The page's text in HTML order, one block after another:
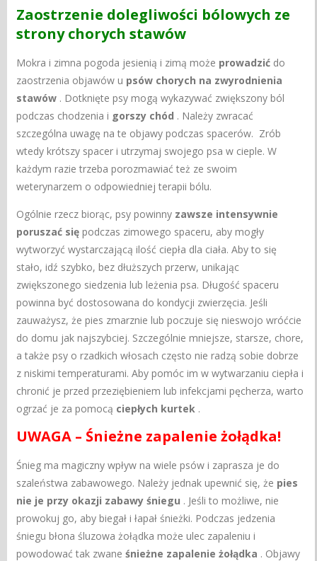
Zaostrzenie dolegliwości bólowych ze
strony chorych stawów
Mokra i zimna pogoda jesienią i zimą może prowadzić do
zaostrzenia objawów u psów chorych na zwyrodnienia
stawów . Dotknięte psy mogą wykazywać zwiększony ból
podczas chodzenia i gorszy chód . Należy zwracać
szczególna uwagę na te objawy podczas spacerów. Zrób
wtedy krótszy spacer i utrzymaj swojego psa w cieple. W
każdym razie trzeba porozmawiać też ze swoim
weterynarzem o odpowiedniej terapii bólu.
Ogólnie rzecz biorąc, psy powinny zawsze intensywnie
poruszać się podczas zimowego spaceru, aby mogły
wytworzyć wystarczającą ilość ciepła dla ciała. Aby to się
stało, idź szybko, bez dłuższych przerw, unikając
zwiększonego siedzenia lub leżenia psa. Długość spaceru
powinna być dostosowana do kondycji zwierzęcia. Jeśli
zauważysz, że pies zmarznie lub poczuje się nieswojo wróćcie
do domu jak najszybciej. Szczególnie mniejsze, starsze, chore,
a także psy o rzadkich włosach często nie radzą sobie dobrze
z niskimi temperaturami. Aby pomóc im w wytwarzaniu ciepła i
chronić je przed przeziębieniem lub infekcjami pęcherza, warto
ogrzać je za pomocą ciepłych kurtek .
UWAGA – Śnieżne zapalenie żołądka!
Śnieg ma magiczny wpływ na wiele psów i zaprasza je do
szaleństwa zabawowego. Należy jednak upewnić się, że pies
nie je przy okazji zabawy śniegu . Jeśli to możliwe, nie
prowokuj go, aby biegał i łapał śnieżki. Podczas jedzenia
śniegu błona śluzowa żołądka może ulec zapaleniu i
powodować tak zwaneśnieżne zapalenie żołądka . Objawy